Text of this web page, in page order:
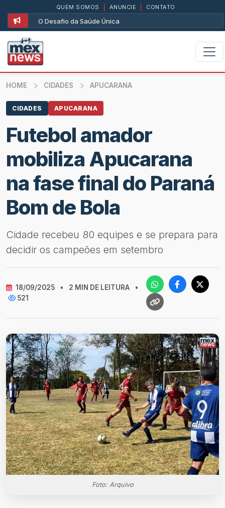
O Desafio da Saúde Única
QUEM SOMOS ANUNCIE CONTATO
HOME CIDADES APUCARANA
CIDADES APUCARANA
Futebol amador
mobiliza Apucarana
na fase final do Paraná
Bom de Bola
Cidade recebeu 80 equipes e se prepara para
decidir os campeões em setembro
18/09/2025 • 2 MIN DE LEITURA
•
521
Foto: Arquivo